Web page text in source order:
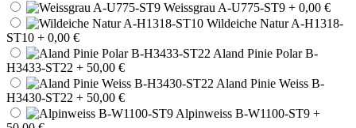
Weissgrau A-U775-ST9 + 0,00 €
Wildeiche Natur A-H1318-
ST10 + 0,00 €
Aland Pinie Polar B-
H3433-ST22 + 50,00 €
Aland Pinie Weiss B-
H3430-ST22 + 50,00 €
Alpinweiss B-W1100-ST9 +